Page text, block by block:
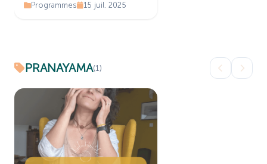
Programmes 15 juil. 2025
PRANAYAMA(1)